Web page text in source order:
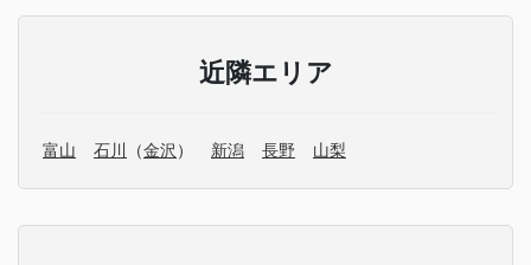
近隣エリア
富山 石川 （金沢 ） 新潟 長野 山梨